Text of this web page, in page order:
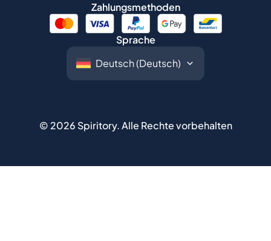
Zahlungsmethoden
Sprache
© 2026 Spiritory.Alle Rechte vorbehalten